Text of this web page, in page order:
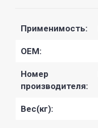
Применимость:
OEM:
Номер
производителя:
Вес(кг):